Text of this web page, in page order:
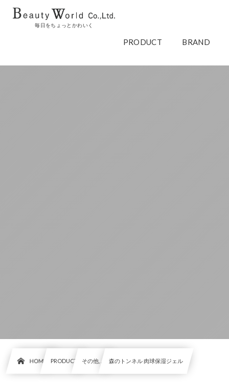
毎日をちょっとかわいく
PRODUCT BRAND
HOME PRODUCT その他, … 森のトンネル 肉球保湿ジェル